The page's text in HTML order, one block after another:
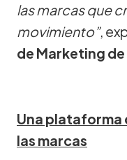
las marcas que
movimiento”,
de Marketing de
Una plataforma
las marcas